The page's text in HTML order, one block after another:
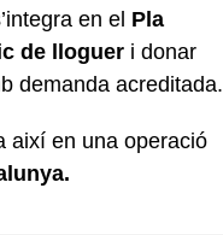
en el Pla
de lloguer i donar
demanda acreditada.
així en una operació